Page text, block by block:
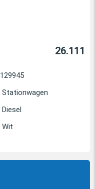
26.111
129945
Stationwagen
Diesel
Wit